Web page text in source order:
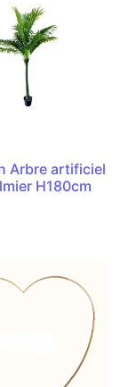
Arbre artificiel
H180cm